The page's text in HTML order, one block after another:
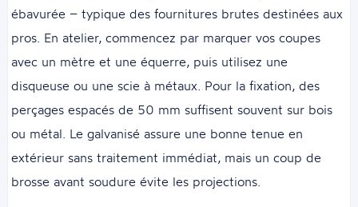
ébavurée – typique des fournitures brutes destinées aux
pros. En atelier, commencez par marquer vos coupes
avec un mètre et une équerre, puis utilisez une
disqueuse ou une scie à métaux. Pour la fixation, des
perçages espacés de 50 mm suffisent souvent sur bois
ou métal. Le galvanisé assure une bonne tenue en
extérieur sans traitement immédiat, mais un coup de
brosse avant soudure évite les projections.